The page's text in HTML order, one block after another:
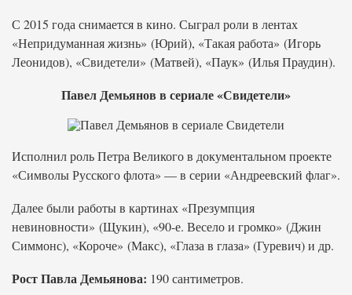
С 2015 года снимается в кино. Сыграл роли в лентах
«Непридуманная жизнь» (Юрий), «Такая работа» (Игорь
Леонидов), «Свидетели» (Матвей), «Паук» (Илья Праудин).
Павел Демьянов в сериале «Свидетели»
Исполнил роль Петра Великого в документальном проекте
«Символы Русского флота» — в серии «Андреевский флаг».
Далее были работы в картинах «Презумпция
невиновности» (Щукин), «90-е. Весело и громко» (Джин
Симмонс), «Короче» (Макс), «Глаза в глаза» (Гуревич) и др.
Рост Павла Демьянова: 190 сантиметров.